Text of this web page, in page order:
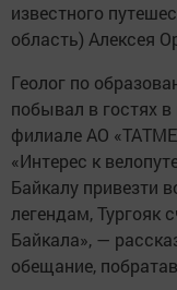
известного
область) Алексея
Геолог по
побывал в гостях
филиале АО
«Интерес к
Байкалу привезти
легендам, Тургояк
Байкала», —
обещание,